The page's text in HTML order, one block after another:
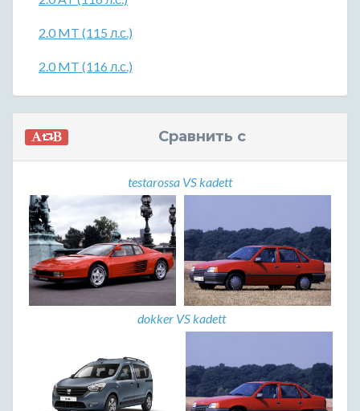
2.0 MT (115 л.с.)
2.0 MT (116 л.с.)
Сравнить с
testarossa VS kadett
dokker VS kadett